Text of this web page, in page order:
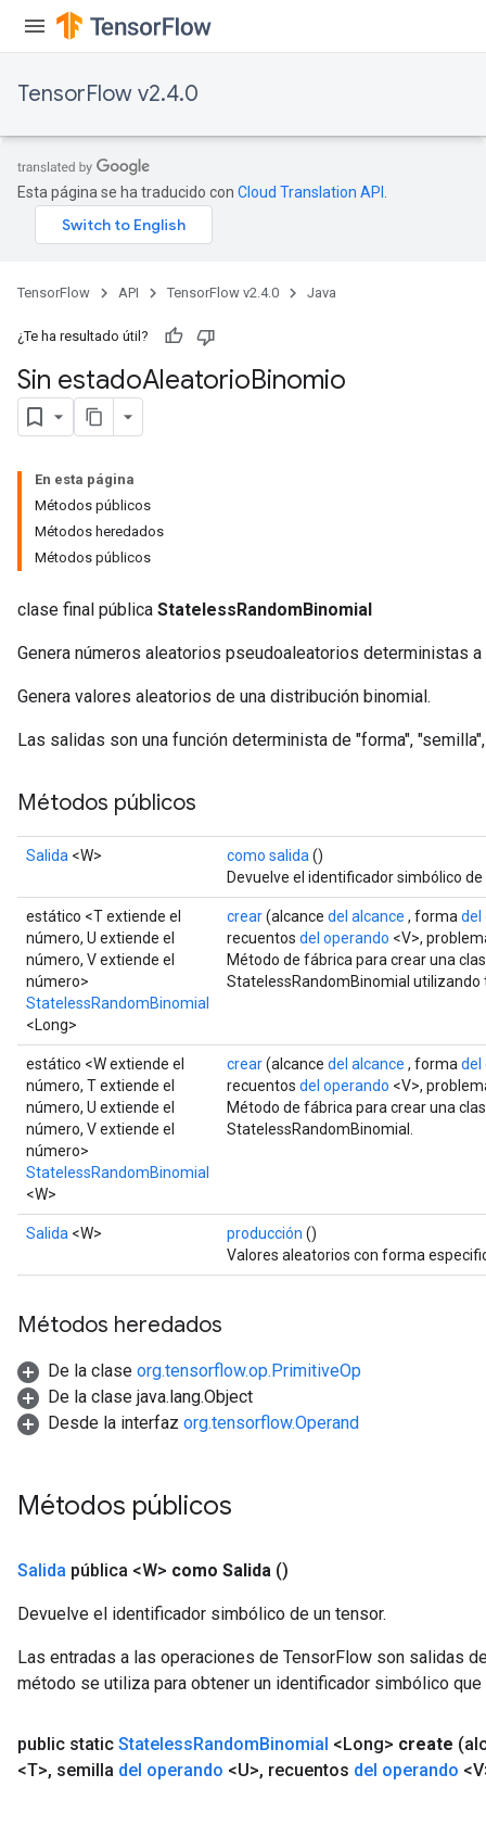
TensorFlow v2.4.0
Esta página se ha traducido con Cloud Translation API
TensorFlow API TensorFlow v2.4.0 Java
¿Te ha resultado útil?
Sin estadoAleatorioBinomio
En esta página
Métodos públicos
Métodos heredados
Métodos públicos
clase final pública StatelessRandomBinomial
Genera números aleatorios pseudoaleatorios deterministas
Genera valores aleatorios de una distribución binomial.
Las salidas son una función determinista de "forma",
Métodos públicos
Salida <W> como salida ()
Devuelve el identificador simbólico de
estático <T extiende el
número, U extiende el
número, V extiende el
número>
StatelessRandomBinomial
<Long>
crear(alcance del alcance , forma del
recuentos del operando <V>,
Método de fábrica para crear una
StatelessRandomBinomial
estático <W extiende el
número, T extiende el
número, U extiende el
número, V extiende el
número>
StatelessRandomBinomial
<W>
crear(alcance del alcance , forma del
recuentos del operando <V>,
Método de fábrica para crear una
StatelessRandomBinomial.
Salida <W> producción ()
Valores aleatorios con forma
Métodos heredados
De la clase org.tensorflow.op.PrimitiveOp
De la clase java.lang.Object
Desde la interfaz org.tensorflow.Operand
Métodos públicos
Salida pública <W> como Salida ()
Devuelve el identificador simbólico de un tensor.
Las entradas a las operaciones de TensorFlow son salidas
método se utiliza para obtener un identificador simbólico
public static StatelessRandomBinomial <Long> create
<T>, semilla del operando <U>, recuentos del operando